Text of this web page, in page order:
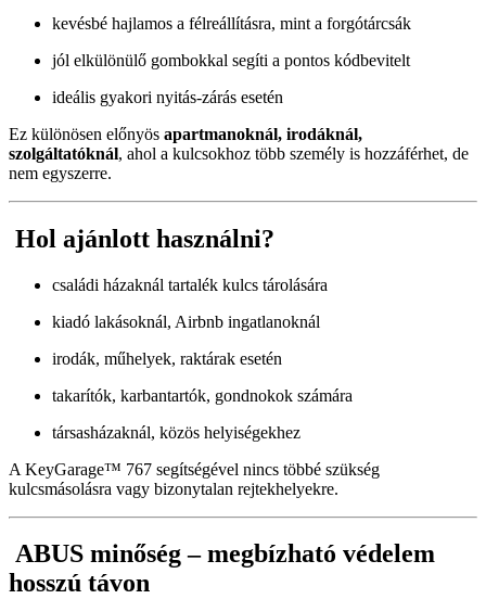
kevésbé hajlamos a félreállításra, mint a forgótárcsák
jól elkülönülő gombokkal segíti a pontos kódbevitelt
ideális gyakori nyitás-zárás esetén
Ez különösen előnyös apartmanoknál, irodáknál,
szolgáltatóknál, ahol a kulcsokhoz több személy is hozzáférhet, de
nem egyszerre.
Hol ajánlott használni?
családi házaknál tartalék kulcs tárolására
kiadó lakásoknál, Airbnb ingatlanoknál
irodák, műhelyek, raktárak esetén
takarítók, karbantartók, gondnokok számára
társasházaknál, közös helyiségekhez
A KeyGarage™ 767 segítségével nincs többé szükség
kulcsmásolásra vagy bizonytalan rejtekhelyekre.
ABUS minőség – megbízható védelem
hosszú távon